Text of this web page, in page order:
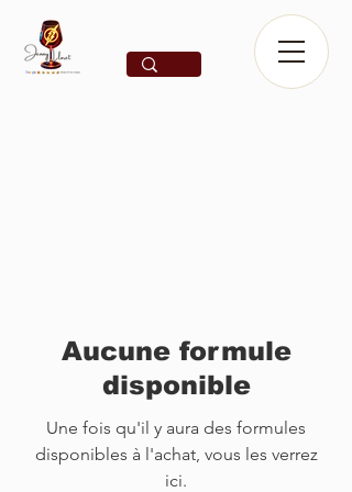
Aucune formule
disponible
Une fois qu'il y aura des formules
disponibles à l'achat, vous les verrez
ici.